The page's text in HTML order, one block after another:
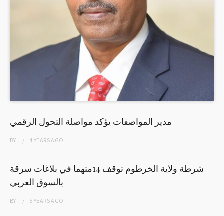
مدير المواصفات يؤكد مواصلة التحول الرقمي
BY 4 YEARSAGO
شرطة ولاية الخرطوم توقف 14متهما في بلاغات سرقة
بالسوق العربي
BY 5 YEARSAGO